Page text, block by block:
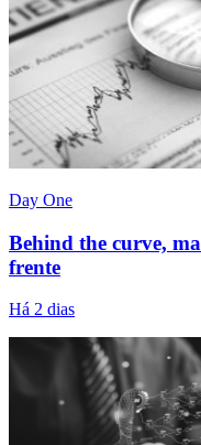
Day One
Behind the curve,
frente
Há 2 dias